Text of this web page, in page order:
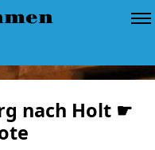
nach Holt ☛